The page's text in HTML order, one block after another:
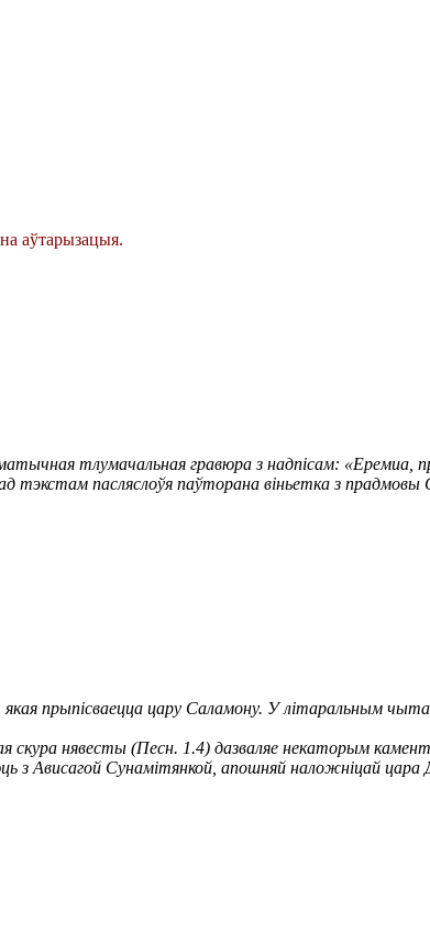
аўтарызацыя.
тлумачальная гравюра з надпісам: «Еремиа,
пасляслоўя паўторана віньетка з прадмовы
прыпісваецца цару Саламону. У літаральным
скура нявесты (Песн. 1.4) дазваляе некаторым
з Ависагой Сунамітянкой, апошняй наложніцай цара